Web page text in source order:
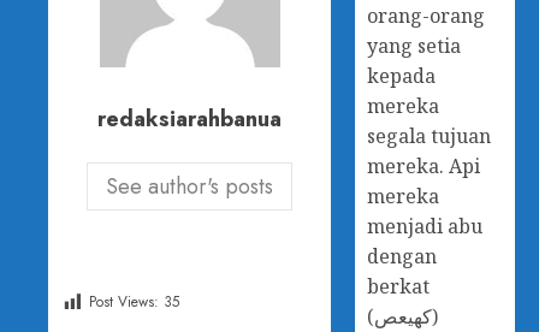
redaksiarahbanua
See author's posts
Post Views: 35
orang-orang
yang setia
kepada
mereka
segala tujuan
mereka. Api
mereka
menjadi abu
dengan
berkat
(كهيعص)